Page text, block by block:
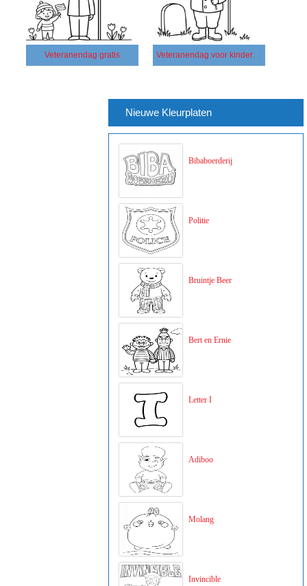
Veteranendag gratis Veteranendag voor kinderen
Nieuwe Kleurplaten
Bibaboerderij
Politie
Bruintje Beer
Bert en Ernie
Letter I
Adiboo
Molang
Invincible